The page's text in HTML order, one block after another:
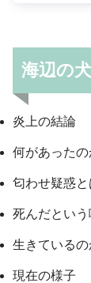
海辺の
炎上の結論
何があったの
匂わせ疑惑と
死んだという
生きているの
現在の様子